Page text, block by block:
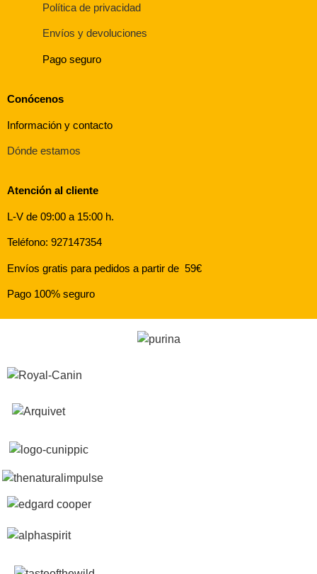
Política de privacidad
Envíos y devoluciones
Pago seguro
Conócenos
Información y contacto
Dónde estamos
Atención al cliente
L-V de 09:00 a 15:00 h.
Teléfono: 927147354
Envíos gratis para pedidos a partir de 59€
Pago 100% seguro